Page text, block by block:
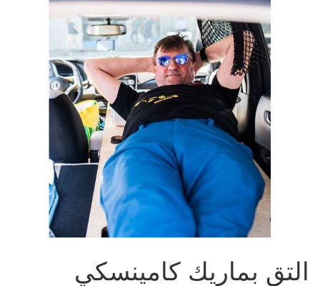
التق بماريك كامينسكي